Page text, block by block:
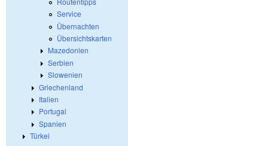
Service
Übernachten
Übersichtskarten
Mazedonien
Serbien
Slowenien
Griechenland
Italien
Portugal
Spanien
Türkei